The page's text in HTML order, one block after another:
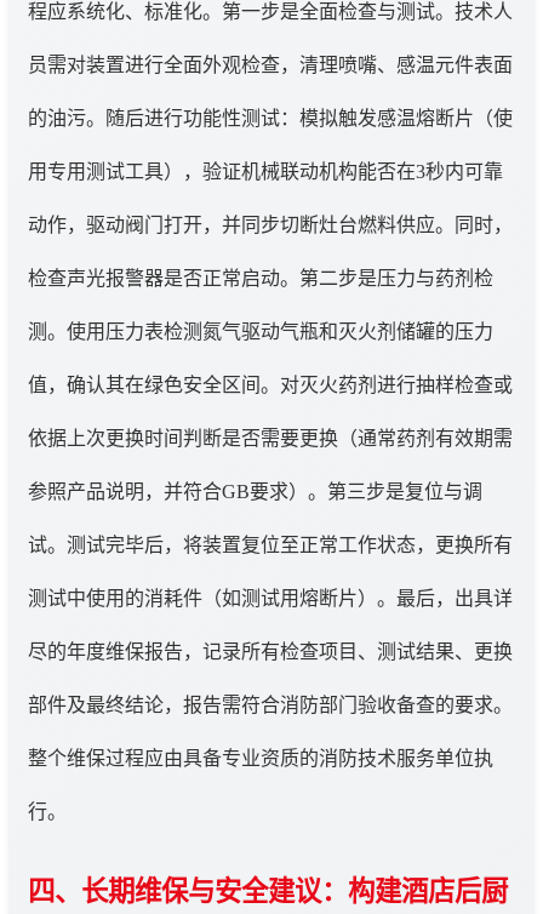
程应系统化、标准化。第一步是全面检查与测试。技术人
员需对装置进行全面外观检查，清理喷嘴、感温元件表面
的油污。随后进行功能性测试：模拟触发感温熔断片（使
用专用测试工具），验证机械联动机构能否在3秒内可靠
动作，驱动阀门打开，并同步切断灶台燃料供应。同时，
检查声光报警器是否正常启动。第二步是压力与药剂检
测。使用压力表检测氮气驱动气瓶和灭火剂储罐的压力
值，确认其在绿色安全区间。对灭火药剂进行抽样检查或
依据上次更换时间判断是否需要更换（通常药剂有效期需
参照产品说明，并符合GB要求）。第三步是复位与调
试。测试完毕后，将装置复位至正常工作状态，更换所有
测试中使用的消耗件（如测试用熔断片）。最后，出具详
尽的年度维保报告，记录所有检查项目、测试结果、更换
部件及最终结论，报告需符合消防部门验收备查的要求。
整个维保过程应由具备专业资质的消防技术服务单位执
行。
四、长期维保与安全建议：构建酒店后厨